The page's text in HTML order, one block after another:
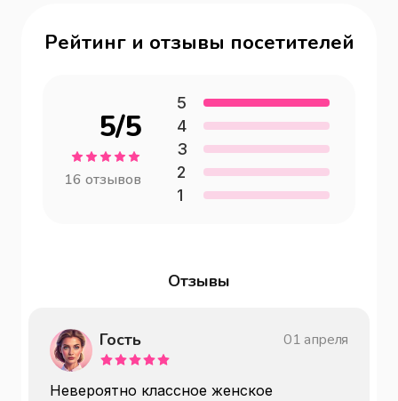
Рейтинг и отзывы посетителей
5/5
16 отзывов
5
4
3
2
1
Отзывы
Гость 01 апреля
Невероятно классное женское